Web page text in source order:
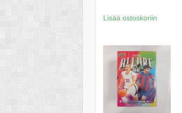
Lisää ostoskoriin